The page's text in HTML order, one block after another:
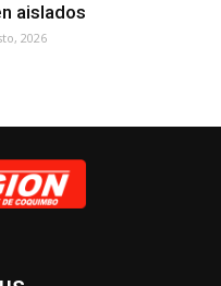
aislados
2026